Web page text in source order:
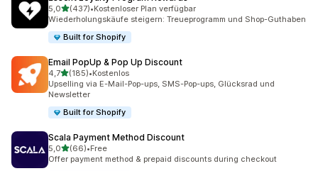
5,0von 5 Sternen
(437)
437 Rezensionen insgesamt
•Kostenloser Plan verfügbar
Wiederholungskäufe steigern: Treueprogramm und Shop-Guthaben
Built for Shopify
Email PopUp & Pop Up Discount
4,7von 5 Sternen
(185)
185 Rezensionen insgesamt
•Kostenlos
Upselling via E-Mail-Pop-ups, SMS-Pop-ups, Glücksrad und
Newsletter
Built for Shopify
Scala Payment Method Discount
5,0von 5 Sternen
(66)
66 Rezensionen insgesamt
•Free
Offer payment method & prepaid discounts during checkout